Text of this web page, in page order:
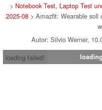
> Notebook Test, Laptop Test
2025-08> Amazfit: Wearable soll
Autor: Silvio Werner,
loading failed!